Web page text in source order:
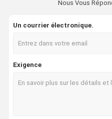
Porte insonorisée
Porte à isolation acoustique
Porte isolée contre le bruit
Nous Vous
Un courrier électronique.
Exigence